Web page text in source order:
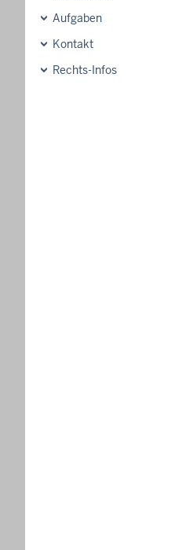
Aufgaben
Kontakt
Rechts-Infos